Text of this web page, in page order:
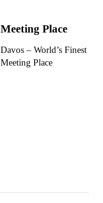
Meeting Place
Davos – World’s Finest
Meeting Place